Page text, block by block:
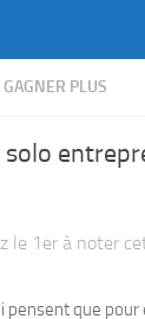
GAGNER PLUS
solo
le 1er à noter
pensent que pour